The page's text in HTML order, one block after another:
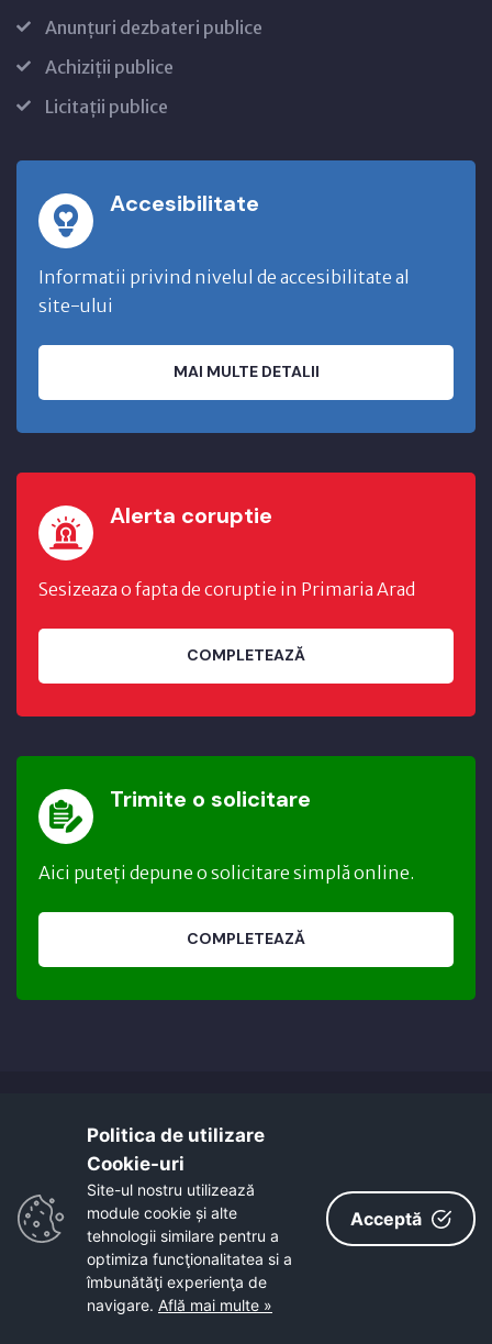
Anunțuri dezbateri publice
Achiziții publice
Licitații publice
Accesibilitate
Informatii privind nivelul de accesibilitate al
site-ului
MAI MULTE DETALII
Alerta coruptie
Sesizeaza o fapta de coruptie in Primaria Arad
COMPLETEAZĂ
Trimite o solicitare
Aici puteți depune o solicitare simplă online.
COMPLETEAZĂ
Acest site este cofinanțat din Fondul Social
European, prin Programul Operațional Capacitate
Administrativă 2014-2020.
Cod MYSMIS 126495 / SIPOCA 558
Politica de utilizare
Cookie-uri‎
Site-ul nostru utilizează
module cookie și alte
tehnologii similare pentru a
optimiza funcţionalitatea si a
îmbunătăţi experienţa de
navigare. Află mai multe »
Acceptă